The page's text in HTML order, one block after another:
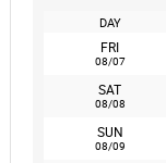
DAY
FRI
08/07
SAT
08/08
SUN
08/09